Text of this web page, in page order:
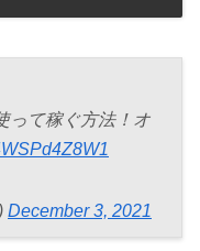
って稼ぐ方法！オ
December 3, 2021